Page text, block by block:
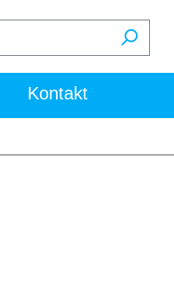
Kontakt